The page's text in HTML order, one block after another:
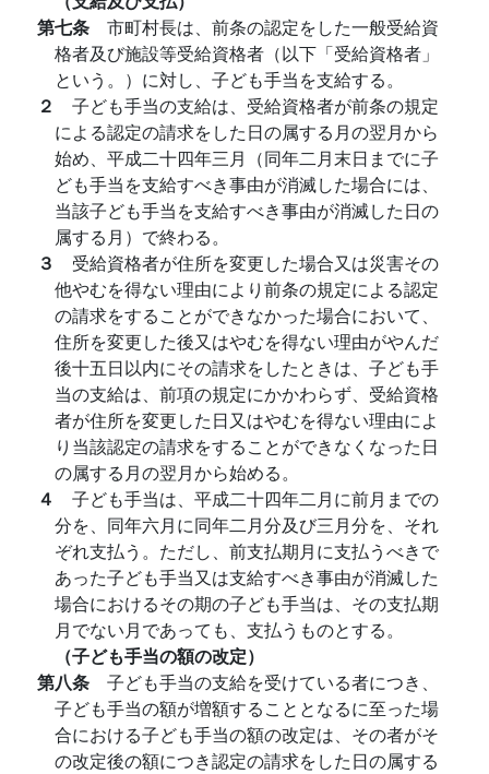
第七条 市町村長は、前条の認定をした一般受給資
格者及び施設等受給資格者（以下「受給資格者」
という。）に対し、子ども手当を支給する。
２ 子ども手当の支給は、受給資格者が前条の規定
による認定の請求をした日の属する月の翌月から
始め、平成二十四年三月（同年二月末日までに子
ども手当を支給すべき事由が消滅した場合には、
当該子ども手当を支給すべき事由が消滅した日の
属する月）で終わる。
３ 受給資格者が住所を変更した場合又は災害その
他やむを得ない理由により前条の規定による認定
の請求をすることができなかった場合において、
住所を変更した後又はやむを得ない理由がやんだ
後十五日以内にその請求をしたときは、子ども手
当の支給は、前項の規定にかかわらず、受給資格
者が住所を変更した日又はやむを得ない理由によ
り当該認定の請求をすることができなくなった日
の属する月の翌月から始める。
４ 子ども手当は、平成二十四年二月に前月までの
分を、同年六月に同年二月分及び三月分を、それ
ぞれ支払う。ただし、前支払期月に支払うべきで
あった子ども手当又は支給すべき事由が消滅した
場合におけるその期の子ども手当は、その支払期
月でない月であっても、支払うものとする。
（子ども手当の額の改定）
第八条 子ども手当の支給を受けている者につき、
子ども手当の額が増額することとなるに至った場
合における子ども手当の額の改定は、その者がそ
の改定後の額につき認定の請求をした日の属する